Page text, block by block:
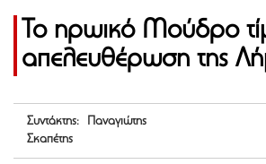
Το ηρωικό Μούδρο
απελευθέρωση της
Συντάκτης: Παναγιώτης
Σκαπέτης